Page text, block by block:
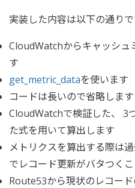
実装した内容は以下の通りで
CloudWatchからキャッシュ
す
get_metric_dataを使います
コードは長いので省略します
CloudWatchで検証した、 3
た式を用いて算出します
メトリクスを算出する際は
でレコード更新がバタつく
Route53から現状のレコー